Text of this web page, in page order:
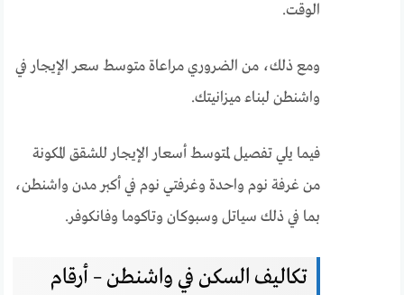
الوقت.
ومع ذلك، من الضروري مراعاة متوسط ​​سعر الإيجار في
واشنطن لبناء ميزانيتك.
فيما يلي تفصيل لمتوسط ​​أسعار الإيجار للشقق المكونة
من غرفة نوم واحدة وغرفتي نوم في أكبر مدن واشنطن،
بما في ذلك سياتل وسبوكان وتاكوما وفانكوفر.
تكاليف السكن في واشنطن – أرقام